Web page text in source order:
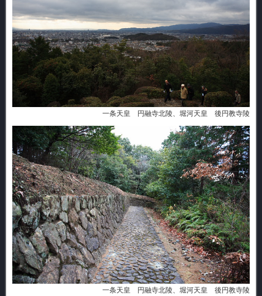
一条天皇 円融寺北陵、堀河天皇 後円教寺陵
一条天皇 円融寺北陵、堀河天皇 後円教寺陵